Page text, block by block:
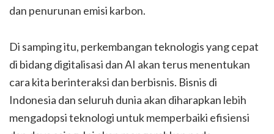
dan penurunan emisi karbon.
Di samping itu, perkembangan teknologis yang cepat
di bidang digitalisasi dan AI akan terus menentukan
cara kita berinteraksi dan berbisnis. Bisnis di
Indonesia dan seluruh dunia akan diharapkan lebih
mengadopsi teknologi untuk memperbaiki efisiensi